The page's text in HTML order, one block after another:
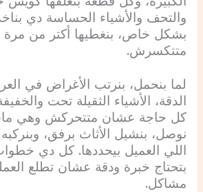
والتحف والأشياء الحساسة دي بناخد
بشكل خاص، بنغطيها أكتر من
متتكسرش.
لما بنحمل، بنرتب الأغراض في
الدقة، الأشياء الثقيلة تحت
كل حاجة عشان متتحركش وهي
نوصل، بنشيل الأثاث برفق،
اللي العميل بيحددها. كل دي
بتحتاج خبرة ودقة عشان تطلع
مشاكل.